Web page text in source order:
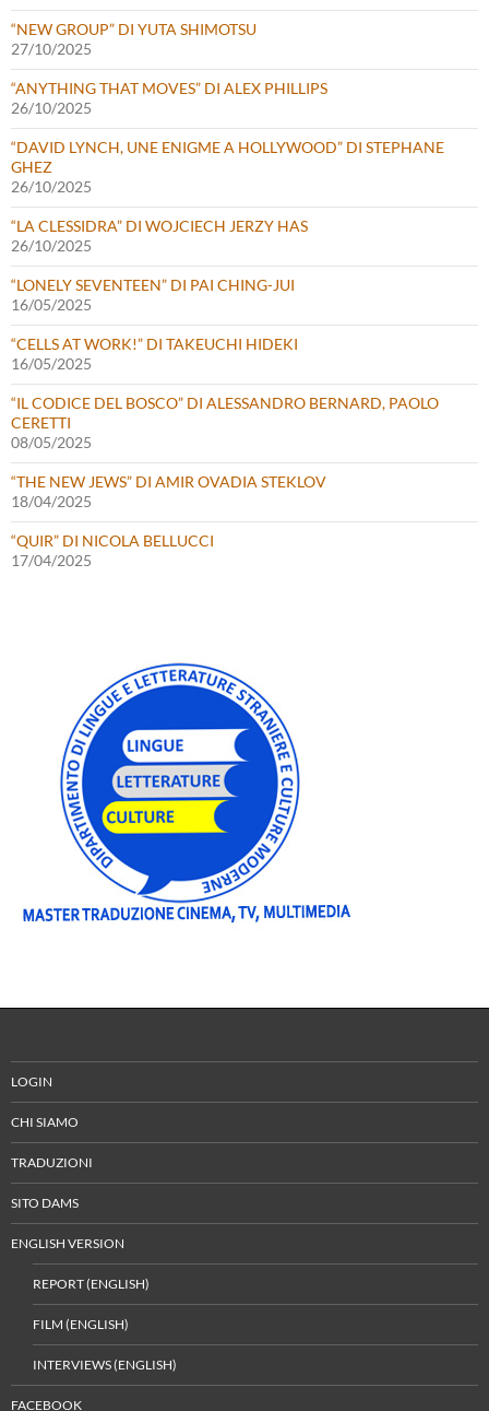
“NEW GROUP” DI YUTA SHIMOTSU
27/10/2025
“ANYTHING THAT MOVES” DI ALEX PHILLIPS
26/10/2025
“DAVID LYNCH, UNE ENIGME A HOLLYWOOD” DI STEPHANE
GHEZ
26/10/2025
“LA CLESSIDRA” DI WOJCIECH JERZY HAS
26/10/2025
“LONELY SEVENTEEN” DI PAI CHING-JUI
16/05/2025
“CELLS AT WORK!” DI TAKEUCHI HIDEKI
16/05/2025
“IL CODICE DEL BOSCO” DI ALESSANDRO BERNARD, PAOLO
CERETTI
08/05/2025
“THE NEW JEWS” DI AMIR OVADIA STEKLOV
18/04/2025
“QUIR” DI NICOLA BELLUCCI
17/04/2025
LOGIN
CHI SIAMO
TRADUZIONI
SITO DAMS
ENGLISH VERSION
REPORT (ENGLISH)
FILM (ENGLISH)
INTERVIEWS (ENGLISH)
FACEBOOK